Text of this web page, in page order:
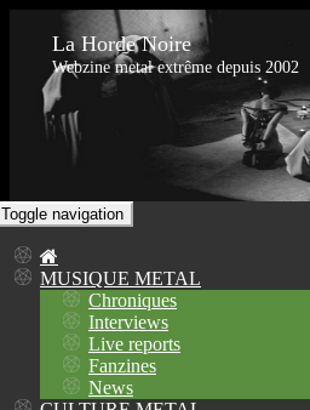
La Horde Noire
Webzine metal extrême depuis 2002
Toggle navigation
MUSIQUE METAL
Chroniques
Interviews
Live reports
Fanzines
News